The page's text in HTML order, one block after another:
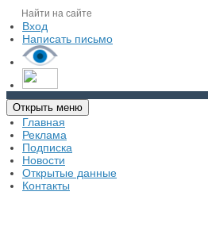
Вход
Написать письмо
Открыть меню
Главная
Реклама
Подписка
Новости
Открытые данные
Контакты